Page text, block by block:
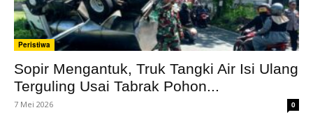
Peristiwa
Sopir Mengantuk, Truk Tangki Air Isi Ulang
Terguling Usai Tabrak Pohon...
7 Mei 2026 0